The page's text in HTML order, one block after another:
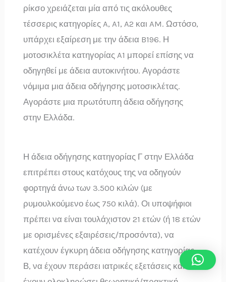
ρίκσο χρειάζεται μία από τις ακόλουθες
τέσσερις κατηγορίες A, A1, A2 και AM. Ωστόσο,
υπάρχει εξαίρεση με την άδεια B196. Η
μοτοσικλέτα κατηγορίας A1 μπορεί επίσης να
οδηγηθεί με άδεια αυτοκινήτου. Αγοράστε
νόμιμα μια άδεια οδήγησης μοτοσικλέτας.
Αγοράστε μια πρωτότυπη άδεια οδήγησης
στην Ελλάδα.
Η άδεια οδήγησης κατηγορίας Γ στην Ελλάδα
επιτρέπει στους κατόχους της να οδηγούν
φορτηγά άνω των 3.500 κιλών (με
ρυμουλκούμενο έως 750 κιλά). Οι υποψήφιοι
πρέπει να είναι τουλάχιστον 21 ετών (ή 18 ετών
με ορισμένες εξαιρέσεις/προσόντα), να
κατέχουν έγκυρη άδεια οδήγησης κατηγορίας
Β, να έχουν περάσει ιατρικές εξετάσεις και να